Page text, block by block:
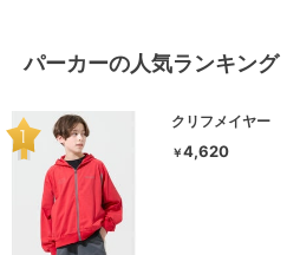
パーカーの人気ランキング
クリフメイヤー
￥4,620